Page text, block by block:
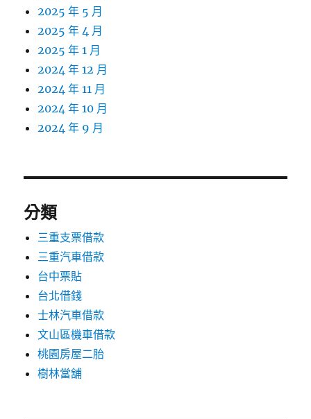
2025 年 5 月
2025 年 4 月
2025 年 1 月
2024 年 12 月
2024 年 11 月
2024 年 10 月
2024 年 9 月
分類
三重支票借款
三重汽車借款
台中票貼
台北借錢
士林汽車借款
文山區機車借款
桃園房屋二胎
樹林當舖